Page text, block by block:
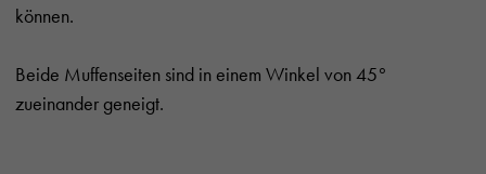
können.
Beide Muffenseiten sind in einem Winkel von 45°
zueinander geneigt.